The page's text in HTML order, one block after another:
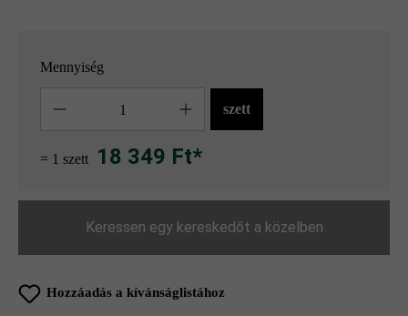
Mennyiség
szett
= 1 szett 18 349 Ft*
Keressen egy kereskedőt a közelben
Hozzáadás a kívánságlistához